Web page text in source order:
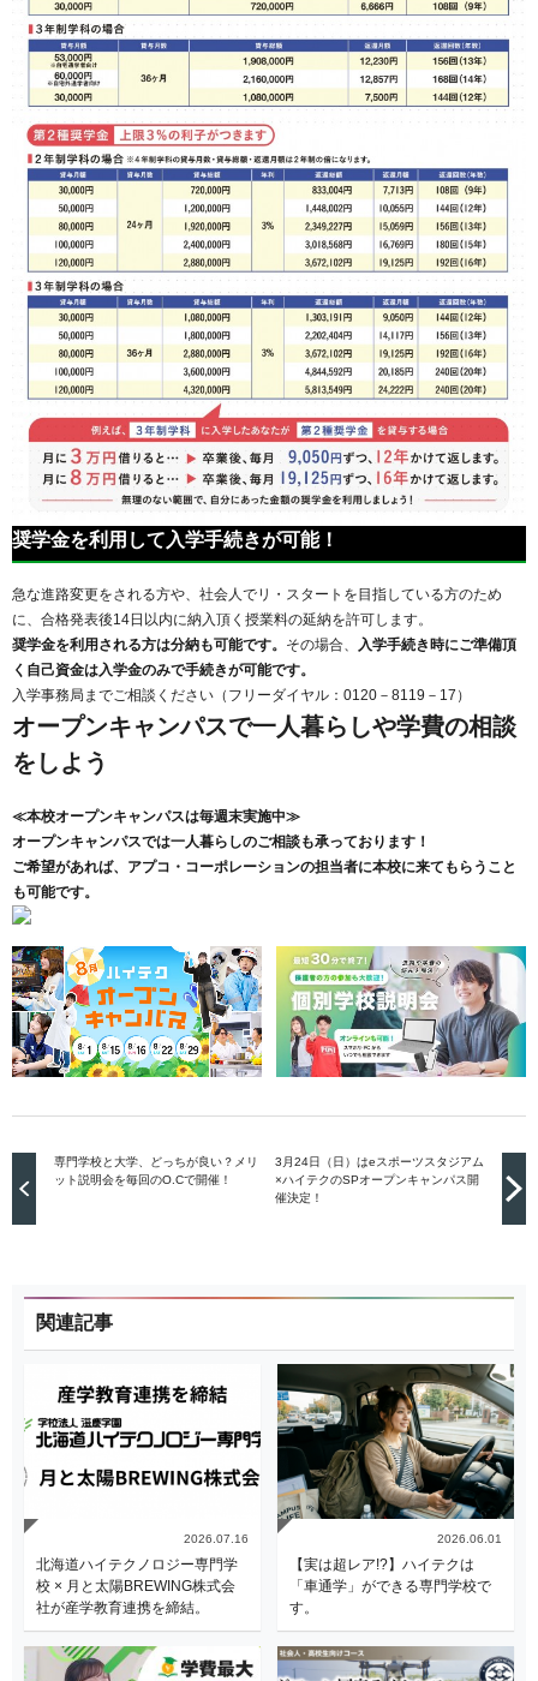
奨学金を利用して入学手続きが可能！
急な進路変更をされる方や、社会人でリ・スタートを目指している方のため
に、合格発表後14日以内に納入頂く授業料の延納を許可します。
奨学金を利用される方は分納も可能です。 その場合、
入学手続き時にご準備頂
く自己資金は入学金のみで手続きが可能です。
入学事務局までご相談ください（フリーダイヤル：0120－8119－17）
オープンキャンパスで一人暮らしや学費の相談
をしよう
≪本校オープンキャンパスは毎週末実施中≫
オープンキャンパスでは一人暮らしのご相談も承っております！
ご希望があれば、アプコ・コーポレーションの担当者に本校に来てもらうこと
も可能です。
専門学校と大学、どっちが良い？メリ
ット説明会を毎回のO.Cで開催！
3月24日（日）はeスポーツスタジアム
×ハイテクのSPオープンキャンパス開
催決定！
関連記事
2026.07.16
北海道ハイテクノロジー専門学
校 × 月と太陽BREWING株式会
社が産学教育連携を締結。
2026.06.01
【実は超レア!?】ハイテクは
「車通学」ができる専門学校で
す。